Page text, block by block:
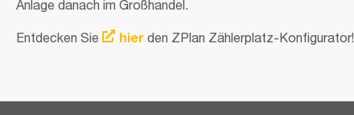
Anlage danach im Groß­handel.
Entdecken Sie hierden ZPlan Zählerplatz-Konfigurator!